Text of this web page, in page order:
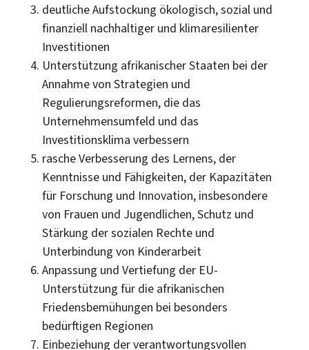
deutliche Aufstockung ökologisch, sozial und
finanziell nachhaltiger und klimaresilienter
Investitionen
Unterstützung afrikanischer Staaten bei der
Annahme von Strategien und
Regulierungsreformen, die das
Unternehmensumfeld und das
Investitionsklima verbessern
rasche Verbesserung des Lernens, der
Kenntnisse und Fähigkeiten, der Kapazitäten
für Forschung und Innovation, insbesondere
von Frauen und Jugendlichen, Schutz und
Stärkung der sozialen Rechte und
Unterbindung von Kinderarbeit
Anpassung und Vertiefung der EU-
Unterstützung für die afrikanischen
Friedensbemühungen bei besonders
bedürftigen Regionen
Einbeziehung der verantwortungsvollen